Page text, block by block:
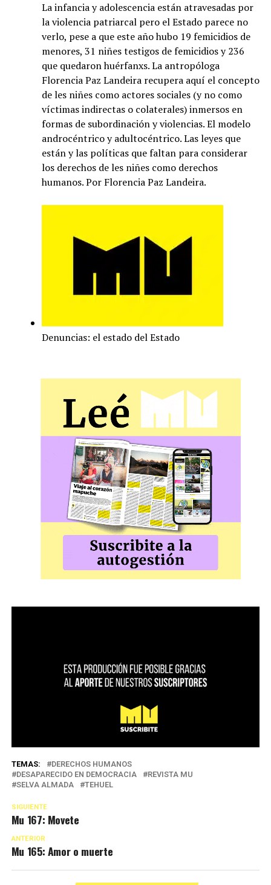
La infancia y adolescencia están atravesadas por
la violencia patriarcal pero el Estado parece no
verlo, pese a que este año hubo 19 femicidios de
menores, 31 niñes testigos de femicidios y 236
que quedaron huérfanxs. La antropóloga
Florencia Paz Landeira recupera aquí el concepto
de les niñes como actores sociales (y no como
víctimas indirectas o colaterales) inmersos en
formas de subordinación y violencias. El modelo
androcéntrico y adultocéntrico. Las leyes que
están y las políticas que faltan para considerar
los derechos de les niñes como derechos
humanos. Por Florencia Paz Landeira.
Denuncias: el estado del Estado
TEMAS:
DERECHOS HUMANOS
DESAPARECIDO EN DEMOCRACIA
REVISTA MU
SELVA ALMADA
TEHUEL
SIGUIENTE
Mu 167: Movete
ANTERIOR
Mu 165: Amor o muerte